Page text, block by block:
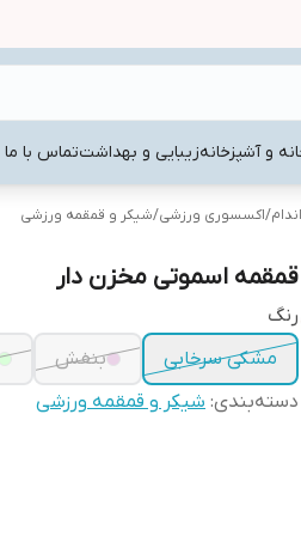
و آشپزخانهزیبایی و بهداشتتماس با ما
/اکسسوری ورزشی/شیکر و قمقمه ورزشی
قمقمه اسموتی مخزن دار
رنگ
مشکی سرخابی
بنفش
دسته‌بندی: شیکر و قمقمه ورزشی